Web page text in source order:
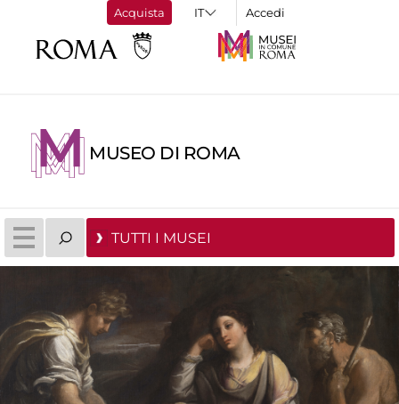
Acquista Accedi
MUSEO DI ROMA
TUTTI I MUSEI